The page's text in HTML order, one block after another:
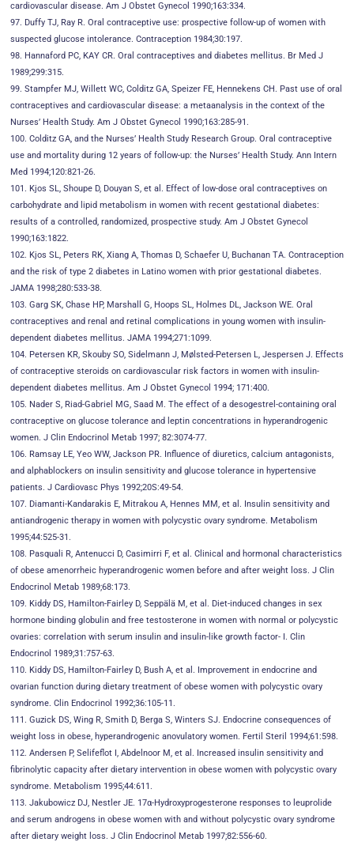
cardiovascular disease. Am J Obstet Gynecol 1990;163:334.
97. Duffy TJ, Ray R. Oral contraceptive use: prospective follow-up of women with
suspected glucose intolerance. Contraception 1984;30:197.
98. Hannaford PC, KAY CR. Oral contraceptives and diabetes mellitus. Br Med J
1989;299:315.
99. Stampfer MJ, Willett WC, Colditz GA, Speizer FE, Hennekens CH. Past use of oral
contraceptives and cardiovascular disease: a metaanalysis in the context of the
Nurses’ Health Study. Am J Obstet Gynecol 1990;163:285-91.
100. Colditz GA, and the Nurses’ Health Study Research Group. Oral contraceptive
use and mortality during 12 years of follow-up: the Nurses’ Health Study. Ann Intern
Med 1994;120:821-26.
101. Kjos SL, Shoupe D, Douyan S, et al. Effect of low-dose oral contraceptives on
carbohydrate and lipid metabolism in women with recent gestational diabetes:
results of a controlled, randomized, prospective study. Am J Obstet Gynecol
1990;163:1822.
102. Kjos SL, Peters RK, Xiang A, Thomas D, Schaefer U, Buchanan TA. Contraception
and the risk of type 2 diabetes in Latino women with prior gestational diabetes.
JAMA 1998;280:533-38.
103. Garg SK, Chase HP, Marshall G, Hoops SL, Holmes DL, Jackson WE. Oral
contraceptives and renal and retinal complications in young women with insulin-
dependent diabetes mellitus. JAMA 1994;271:1099.
104. Petersen KR, Skouby SO, Sidelmann J, Mølsted-Petersen L, Jespersen J. Effects
of contraceptive steroids on cardiovascular risk factors in women with insulin-
dependent diabetes mellitus. Am J Obstet Gynecol 1994; 171:400.
105. Nader S, Riad-Gabriel MG, Saad M. The effect of a desogestrel-containing oral
contraceptive on glucose tolerance and leptin concentrations in hyperandrogenic
women. J Clin Endocrinol Metab 1997; 82:3074-77.
106. Ramsay LE, Yeo WW, Jackson PR. Influence of diuretics, calcium antagonists,
and alphablockers on insulin sensitivity and glucose tolerance in hypertensive
patients. J Cardiovasc Phys 1992;20S:49-54.
107. Diamanti-Kandarakis E, Mitrakou A, Hennes MM, et al. Insulin sensitivity and
antiandrogenic therapy in women with polycystic ovary syndrome. Metabolism
1995;44:525-31.
108. Pasquali R, Antenucci D, Casimirri F, et al. Clinical and hormonal characteristics
of obese amenorrheic hyperandrogenic women before and after weight loss. J Clin
Endocrinol Metab 1989;68:173.
109. Kiddy DS, Hamilton-Fairley D, Seppälä M, et al. Diet-induced changes in sex
hormone binding globulin and free testosterone in women with normal or polycystic
ovaries: correlation with serum insulin and insulin-like growth factor- I. Clin
Endocrinol 1989;31:757-63.
110. Kiddy DS, Hamilton-Fairley D, Bush A, et al. Improvement in endocrine and
ovarian function during dietary treatment of obese women with polycystic ovary
syndrome. Clin Endocrinol 1992;36:105-11.
111. Guzick DS, Wing R, Smith D, Berga S, Winters SJ. Endocrine consequences of
weight loss in obese, hyperandrogenic anovulatory women. Fertil Steril 1994;61:598.
112. Andersen P, Selifeflot I, Abdelnoor M, et al. Increased insulin sensitivity and
fibrinolytic capacity after dietary intervention in obese women with polycystic ovary
syndrome. Metabolism 1995;44:611.
113. Jakubowicz DJ, Nestler JE. 17α-Hydroxyprogesterone responses to leuprolide
and serum androgens in obese women with and without polycystic ovary syndrome
after dietary weight loss. J Clin Endocrinol Metab 1997;82:556-60.